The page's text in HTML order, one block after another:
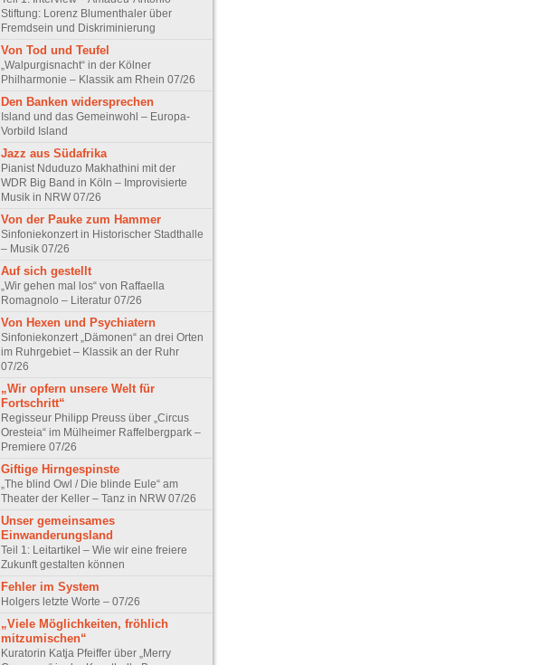
Stiftung: Lorenz Blumenthaler über
Fremdsein und Diskriminierung
Von Tod und Teufel
„Walpurgisnacht“ in der Kölner
Philharmonie – Klassik am Rhein 07/26
Den Banken widersprechen
Island und das Gemeinwohl – Europa-
Vorbild Island
Jazz aus Südafrika
Pianist Nduduzo Makhathini mit der
WDR Big Band in Köln – Improvisierte
Musik in NRW 07/26
Von der Pauke zum Hammer
Sinfoniekonzert in Historischer Stadthalle
– Musik 07/26
Auf sich gestellt
„Wir gehen mal los“ von Raffaella
Romagnolo – Literatur 07/26
Von Hexen und Psychiatern
Sinfoniekonzert „Dämonen“ an drei Orten
im Ruhrgebiet – Klassik an der Ruhr
07/26
„Wir opfern unsere Welt für
Fortschritt“
Regisseur Philipp Preuss über „Circus
Oresteia“ im Mülheimer Raffelbergpark –
Premiere 07/26
Giftige Hirngespinste
„The blind Owl / Die blinde Eule“ am
Theater der Keller – Tanz in NRW 07/26
Unser gemeinsames
Einwanderungsland
Teil 1: Leitartikel – Wie wir eine freiere
Zukunft gestalten können
Fehler im System
Holgers letzte Worte – 07/26
„Viele Möglichkeiten, fröhlich
mitzumischen“
Kuratorin Katja Pfeiffer über „Merry